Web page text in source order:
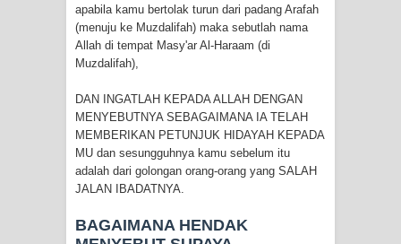
apabila kamu bertolak turun dari padang Arafah
(menuju ke Muzdalifah) maka sebutlah nama
Allah di tempat Masy'ar Al-Haraam (di
Muzdalifah),
DAN INGATLAH KEPADA ALLAH DENGAN
MENYEBUTNYA SEBAGAIMANA IA TELAH
MEMBERIKAN PETUNJUK HIDAYAH KEPADA
MU dan sesungguhnya kamu sebelum itu
adalah dari golongan orang-orang yang SALAH
JALAN IBADATNYA.
BAGAIMANA HENDAK